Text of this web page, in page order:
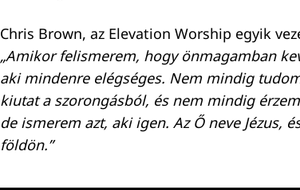
Chris Brown, az Elevation Worship egyik
„Amikor felismerem, hogy önmagamban
aki mindenre elégséges. Nem mindig
kiutat a szorongásból, és nem mindig
de ismerem azt, aki igen. Az Ő neve Jézus,
földön.”